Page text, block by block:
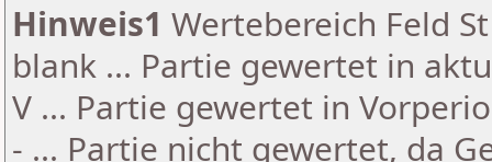
Hinweis1 Wertebereich Feld
blank ... Partie gewertet in
V ... Partie gewertet in
- ... Partie nicht gewertet, da